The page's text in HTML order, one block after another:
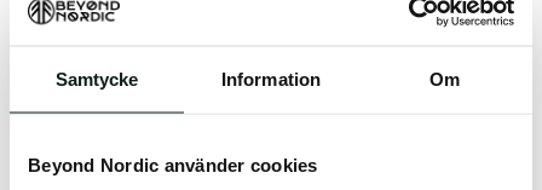
Samtycke Information Om
Beyond Nordic använder cookies
An unknown error has occurred. An error report has
issue will be investigated.